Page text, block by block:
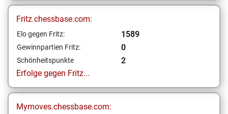
Fritz.chessbase.com:
Elo gegen Fritz: 1589
Gewinnpartien Fritz: 0
Schönheitspunkte
2
Erfolge gegen Fritz...
Mymoves.chessbase.com: